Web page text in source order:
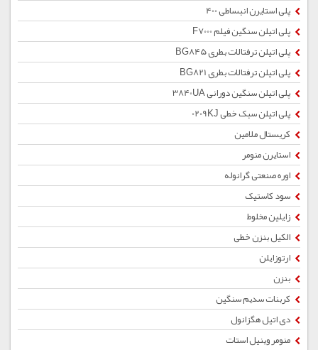
پلی استایرن انبساطی 400
پلی اتیلن سنگین فیلم F7000
پلی اتیلن ترفتالات بطری BG845
پلی اتیلن ترفتالات بطری BG821
پلی اتیلن سنگین دورانی 3840UA
پلی اتیلن سبک خطی 0209KJ
کریستال ملامین
استایرن منومر
اوره صنعتی گرانوله
سود کاستیک
زایلین مخلوط
الکیل بنزن خطی
ارتوزایلن
بنزن
کربنات سدیم سنگین
دی اتیل هگزانول
منومر وینیل استات